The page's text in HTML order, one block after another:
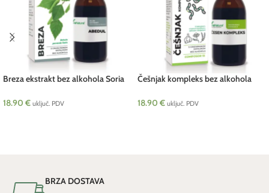
Breza ekstrakt bez alkohola Soria
18.90 € uključ. PDV
Češnjak kompleks bez alkohola
18.90 € uključ. PDV
BRZA DOSTAVA